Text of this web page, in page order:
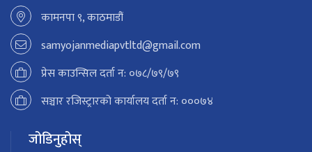
कामनपा ९, काठमाडौं
samyojanmediapvtltd@gmail.com
प्रेस काउन्सिल दर्ता न: ०७८/७९/७९
सञ्चार रजिस्ट्रारको कार्यालय दर्ता न: ०००७४
जोडिनुहोस्